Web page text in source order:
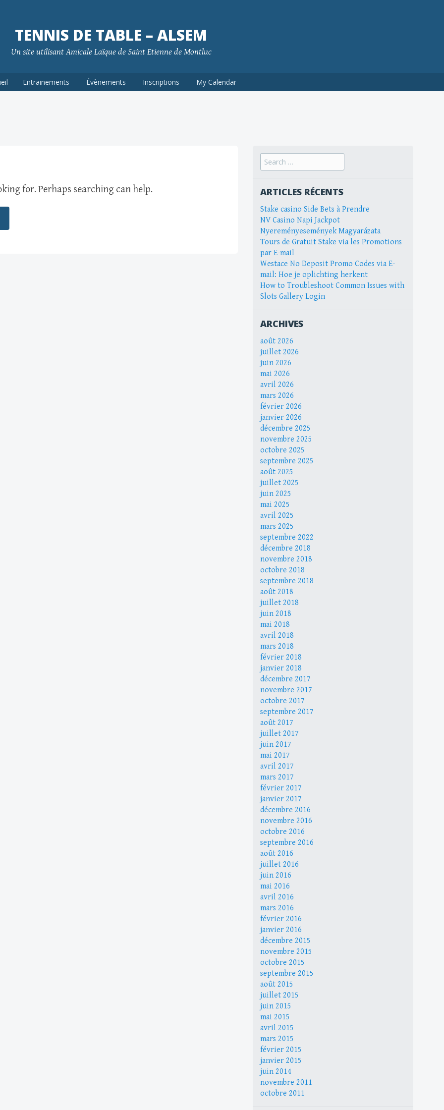
TENNIS DE TABLE – ALSEM
Un site utilisant Amicale Laïque de Saint Etienne de Montluc
Entrainements Évènements Inscriptions My Calendar
for. Perhaps searching can help.
Search
for:
ARTICLES RÉCENTS
Stake casino Side Bets à Prendre
NV Casino Napi Jackpot
Nyereményesemények Magyarázata
Tours de Gratuit Stake via les Promotions
par E-mail
Westace No Deposit Promo Codes via E-
mail: Hoe je oplichting herkent
How to Troubleshoot Common Issues with
Slots Gallery Login
ARCHIVES
août 2026
juillet 2026
juin 2026
mai 2026
avril 2026
mars 2026
février 2026
janvier 2026
décembre 2025
novembre 2025
octobre 2025
septembre 2025
août 2025
juillet 2025
juin 2025
mai 2025
avril 2025
mars 2025
septembre 2022
décembre 2018
novembre 2018
octobre 2018
septembre 2018
août 2018
juillet 2018
juin 2018
mai 2018
avril 2018
mars 2018
février 2018
janvier 2018
décembre 2017
novembre 2017
octobre 2017
septembre 2017
août 2017
juillet 2017
juin 2017
mai 2017
avril 2017
mars 2017
février 2017
janvier 2017
décembre 2016
novembre 2016
octobre 2016
septembre 2016
août 2016
juillet 2016
juin 2016
mai 2016
avril 2016
mars 2016
février 2016
janvier 2016
décembre 2015
novembre 2015
octobre 2015
septembre 2015
août 2015
juillet 2015
juin 2015
mai 2015
avril 2015
mars 2015
février 2015
janvier 2015
juin 2014
novembre 2011
octobre 2011